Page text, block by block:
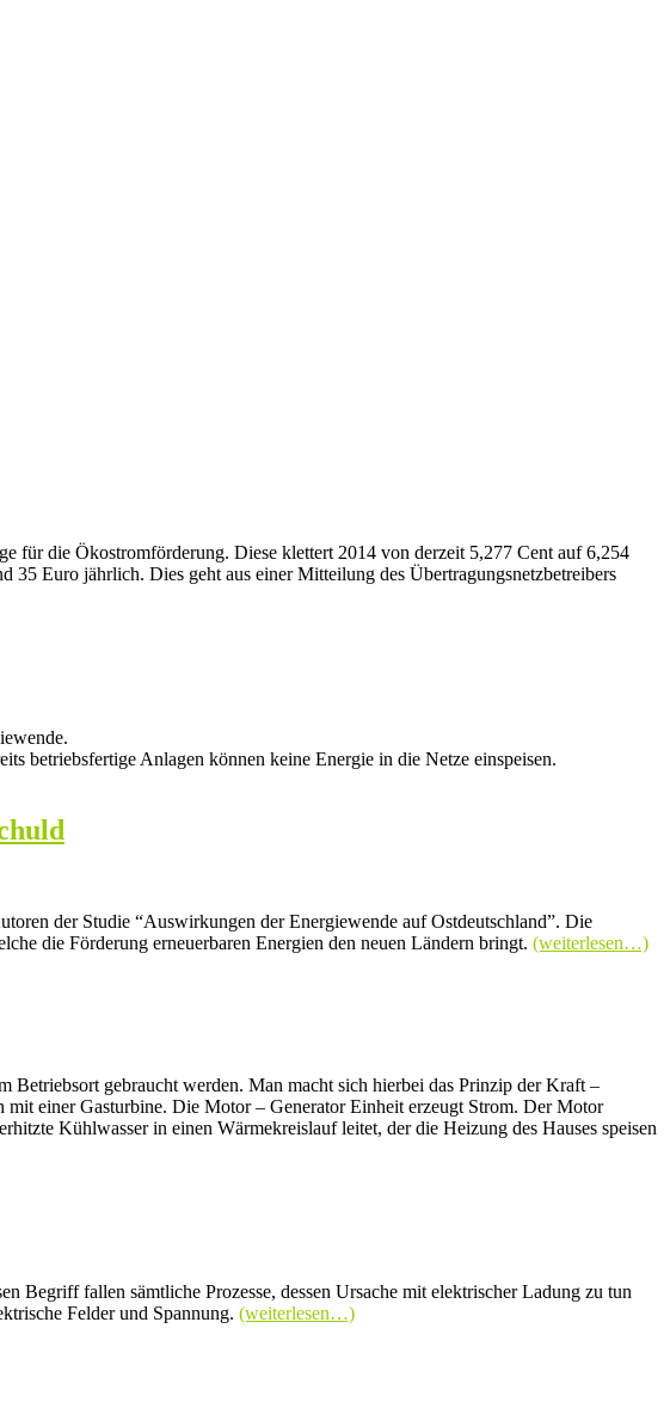
für die Ökostromförderung. Diese klettert 2014 von derzeit 5,277 Cent auf 6,254
35 Euro jährlich. Dies geht aus einer Mitteilung des Übertragungsnetzbetreibers
betriebsfertige Anlagen können keine Energie in die Netze einspeisen.
der Studie “Auswirkungen der Energiewende auf Ostdeutschland”. Die
die Förderung erneuerbaren Energien den neuen Ländern bringt. (weiterlesen…)
gebraucht werden. Man macht sich hierbei das Prinzip der Kraft –
einer Gasturbine. Die Motor – Generator Einheit erzeugt Strom. Der Motor
Kühlwasser in einen Wärmekreislauf leitet, der die Heizung des Hauses speisen
Begriff fallen sämtliche Prozesse, dessen Ursache mit elektrischer Ladung zu tun
Felder und Spannung. (weiterlesen…)